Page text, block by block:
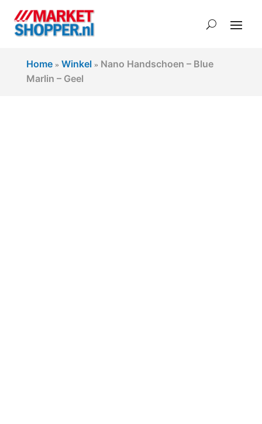
Home» Winkel » Nano Handschoen – Blue
Marlin – Geel